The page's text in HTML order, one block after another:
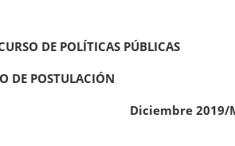
DE POLÍTICAS
DE POSTULACIÓN
Diciembre 2019/
cuando
se
En Chile, nadie